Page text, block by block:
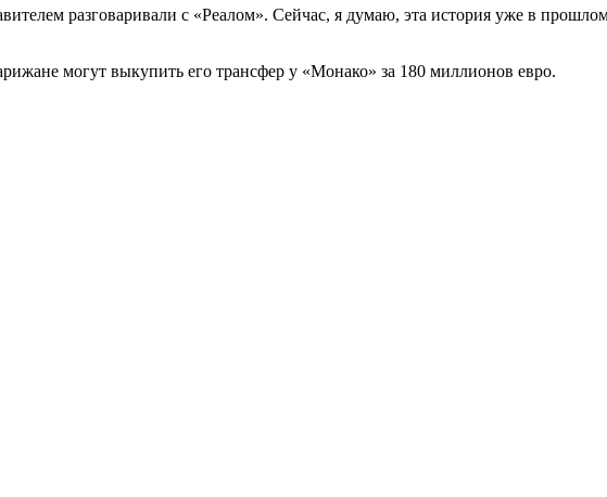
разговаривали с «Реалом». Сейчас, я думаю, эта история уже в
могут выкупить его трансфер у «Монако» за 180 миллионов евро.